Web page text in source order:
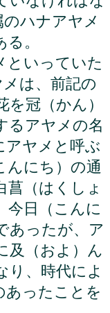
ハナアヤメ
。
いっていた
は、前記の
冠（かん）
るアヤメの名
アヤメと呼ぶ
んにち）の通
菖（はくしょ
今日（こんに
あったが、ア
及（およ）ん
り、時代によ
あったことを